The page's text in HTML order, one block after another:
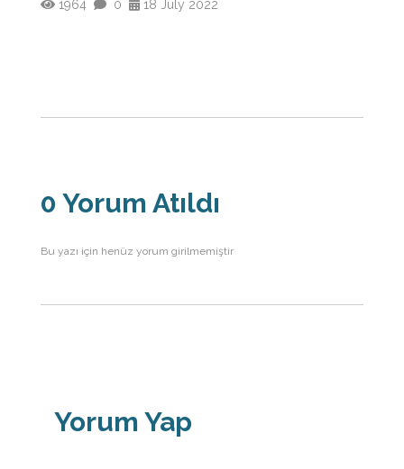
1964
0 18 July 2022
0 Yorum Atıldı
Bu yazı için henüz yorum girilmemiştir
Yorum Yap